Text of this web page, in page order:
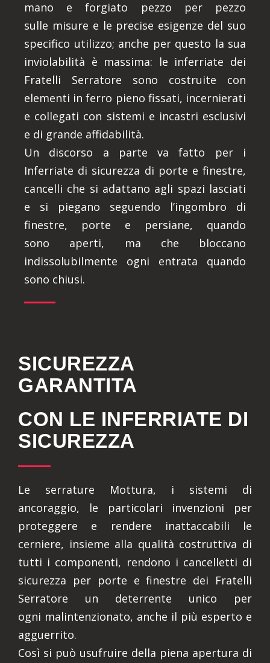
mano e forgiato pezzo per pezzo
sulle misure e le precise esigenze del suo
specifico utilizzo; anche per questo la sua
inviolabilità è massima: le inferriate dei
Fratelli Serratore sono costruite con
elementi in ferro pieno fissati, incernierati
e collegati con sistemi e incastri esclusivi
e di grande affidabilità.
Un discorso a parte va fatto per i
Inferriate di sicurezza di porte e finestre,
cancelli che si adattano agli spazi lasciati
e si piegano seguendo l’ingombro di
finestre, porte e persiane, quando
sono aperti, ma che bloccano
indissolubilmente ogni entrata quando
sono chiusi.
SICUREZZA
GARANTITA
CON LE INFERRIATE DI
SICUREZZA
Le serrature Mottura, i sistemi di
ancoraggio, le particolari invenzioni per
proteggere e rendere inattaccabili le
cerniere, insieme alla qualità costruttiva di
tutti i componenti, rendono i cancelletti di
sicurezza per porte e finestre dei Fratelli
Serratore un deterrente unico per
ogni malintenzionato, anche il più esperto e
agguerrito.
Così si può usufruire della piena apertura di